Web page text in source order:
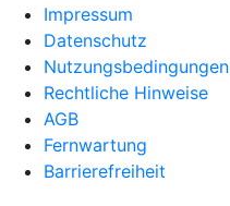
Impressum
Datenschutz
Nutzungsbedingungen
Rechtliche Hinweise
AGB
Fernwartung
Barrierefreiheit